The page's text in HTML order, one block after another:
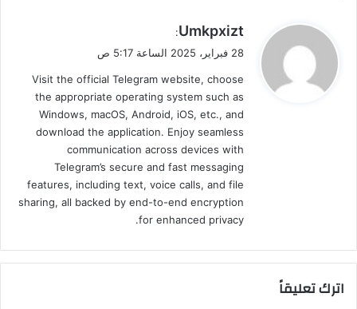
ي
ل
Umkpxizt
:
28 فبراير، 2025 الساعة 5:17 ص
Visit the official Telegram website, choose
the appropriate operating system such as
Windows, macOS, Android, iOS, etc., and
download the application. Enjoy seamless
communication across devices with
Telegram’s secure and fast messaging
features, including text, voice calls, and file
sharing, all backed by end-to-end encryption
for enhanced privacy.
اترك تعليقاً